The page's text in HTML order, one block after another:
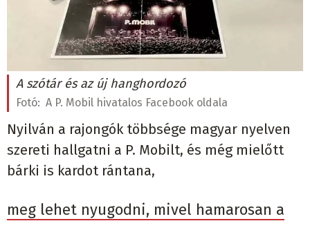
A szótár és az új hanghordozó
Fotó: A P. Mobil hivatalos Facebook oldala
Nyilván a rajongók többsége magyar nyelven
szereti hallgatni a P. Mobilt, és még mielőtt
bárki is kardot rántana,
meg lehet nyugodni, mivel hamarosan a